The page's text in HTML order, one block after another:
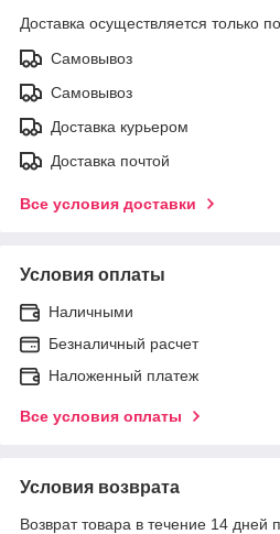
Доставка осуществляется только
Самовывоз
Самовывоз
Доставка курьером
Доставка почтой
Все условия доставки
Условия оплаты
Наличными
Безналичный расчет
Наложенный платеж
Все условия оплаты
Условия возврата
Возврат товара в течение 14 дней